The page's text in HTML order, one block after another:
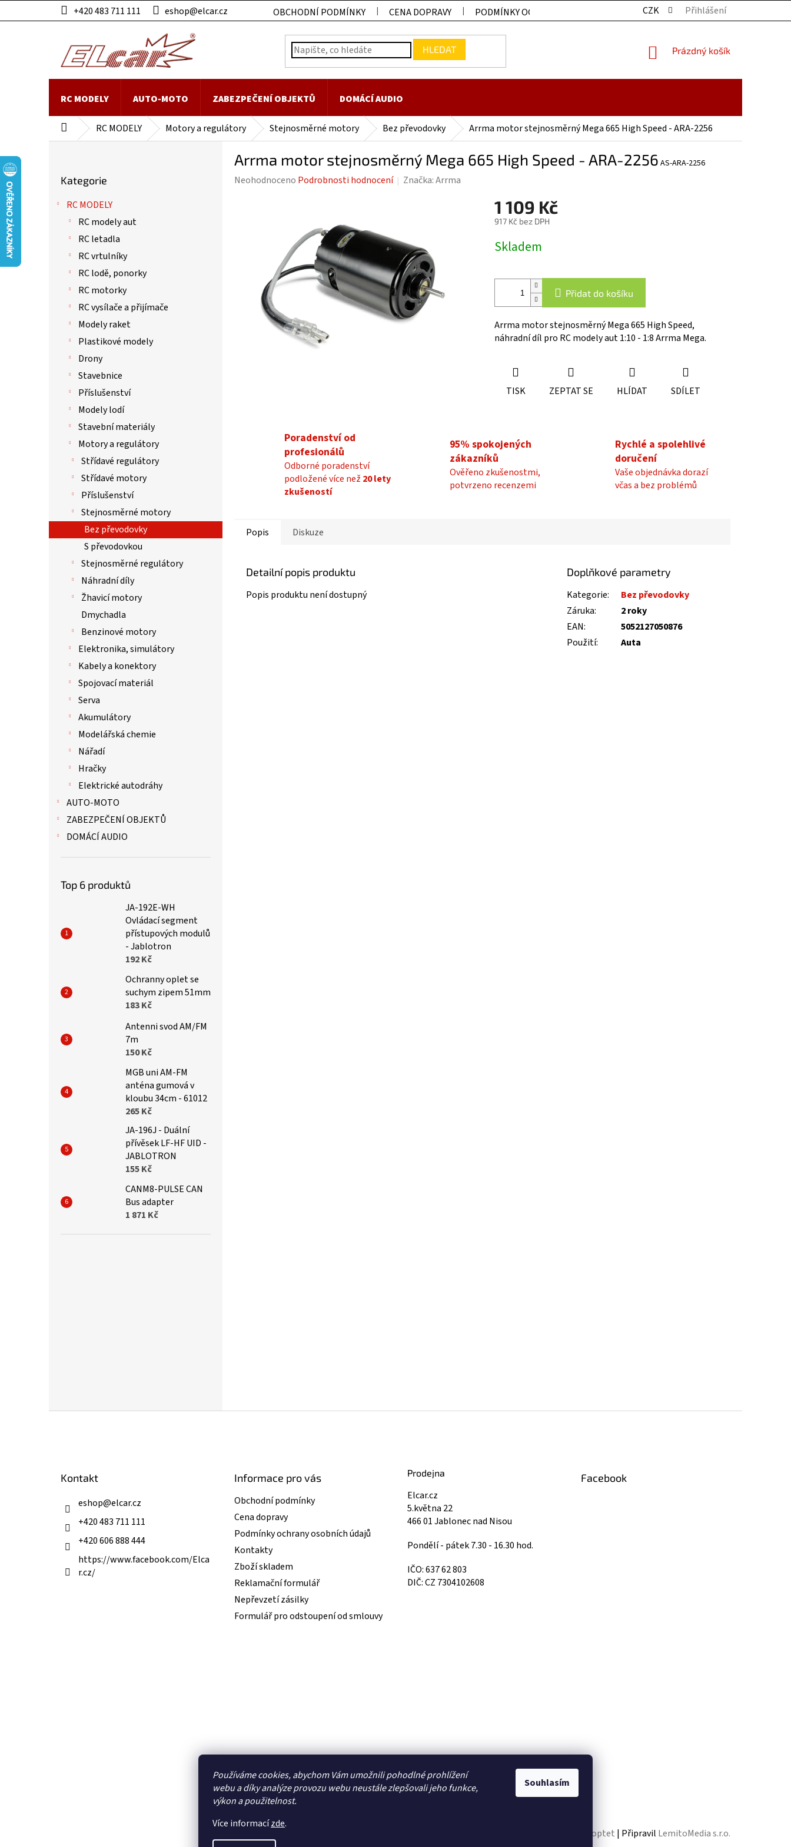
Používáme cookies, abychom Vám umožnili pohodlné prohlížení
webu a díky analýze provozu webu neustále zlepšovali jeho funkce,
výkon a použitelnost.
Více informacízde.
Souhlasím
na
+420 483 711 111 eshop@elcar.cz OBCHODNÍ PODMÍNKY CENA DOPRAVY PODMÍNKY OCHRANY OSOBNÍCH ÚDAJŮ KONTAKTY
CZK Přihlášení
HLEDAT
NÁKUPNÍ
Prázdný košík
RC MODELY AUTO-MOTO ZABEZPEČENÍ OBJEKTŮ DOMÁCÍ AUDIO
Domů RC MODELY Motory a regulátory Stejnosměrné motory Bez převodovky Arrma motor stejnosměrný Mega 665 High Speed - ARA-2256
kategorie
Kategorie
RC MODELY
RC modely aut
RC letadla
RC vrtulníky
RC lodě, ponorky
RC motorky
RC vysílače a přijímače
Modely raket
Plastikové modely
Drony
Stavebnice
Příslušenství
Modely lodí
Stavební materiály
Motory a regulátory
Střídavé regulátory
Střídavé motory
Příslušenství
Stejnosměrné motory
Bez převodovky
S převodovkou
Stejnosměrné regulátory
Náhradní díly
Žhavicí motory
Dmychadla
Benzinové motory
Elektronika, simulátory
Kabely a konektory
Spojovací materiál
Serva
Akumulátory
Modelářská chemie
Nářadí
Hračky
Elektrické autodráhy
AUTO-MOTO
ZABEZPEČENÍ OBJEKTŮ
DOMÁCÍ AUDIO
Top 6 produktů
JA-192E-WH
Ovládací segment
přístupových modulů
- Jablotron
192 Kč
Ochranny oplet se
suchym zipem 51mm
183 Kč
Antenni svod AM/FM
7m
150 Kč
MGB uni AM-FM
anténa gumová v
kloubu 34cm - 61012
265 Kč
JA-196J - Duální
přívěsek LF-HF UID -
JABLOTRON
155 Kč
CANM8-PULSE CAN
Bus adapter
1 871 Kč
Arrma motor stejnosměrný Mega 665 High Speed - ARA-2256 AS-ARA-2256
Průměrné
Neohodnoceno Podrobnosti hodnocení Značka:Arrma
1 109 Kč
917 Kč bez DPH
cena:
Skladem
Přidat do košíku
Arrma motor stejnosměrný Mega 665 High Speed,
náhradní díl pro RC modely aut 1:10 - 1:8 Arrma Mega.
TISK ZEPTAT SE HLÍDAT SDÍLET
Poradenství od
profesionálů
Odborné poradenství
podložené více než 20 lety
zkušeností
95% spokojených
zákazníků
Ověřeno zkušenostmi,
potvrzeno recenzemi
Rychlé a spolehlivé
doručení
Vaše objednávka dorazí
včas a bez problémů
Popis Diskuze
Detailní popis produktu
Popis produktu není dostupný
Doplňkové parametry
Kategorie:
Bez převodovky
Záruka:
2 roky
EAN:
5052127050876
Použití: Auta
Kontakt
eshop@elcar.cz
+420 483 711 111
+420 606 888 444
https://www.facebook.com/Elca
r.cz/
Informace pro vás
Obchodní podmínky
Cena dopravy
Podmínky ochrany osobních údajů
Kontakty
Zboží skladem
Reklamační formulář
Nepřevzetí zásilky
Formulář pro odstoupení od smlouvy
Prodejna
Elcar.cz
5.května 22
466 01 Jablonec nad Nisou
Pondělí - pátek 7.30 - 16.30 hod.
IČO: 637 62 803
DIČ: CZ 7304102608
Facebook
Vytvořil Shoptet | Připravil LemitoMedia s.r.o.